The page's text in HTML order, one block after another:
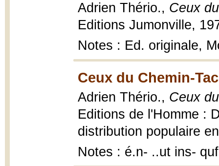
Adrien Thério., Ceux
Editions Jumonville,
Notes : Ed. originale,
Ceux du Chemin-
Adrien Thério., Ceux
Editions de l'Homme :
distribution populaire
Notes : é.n- ..ut ins-